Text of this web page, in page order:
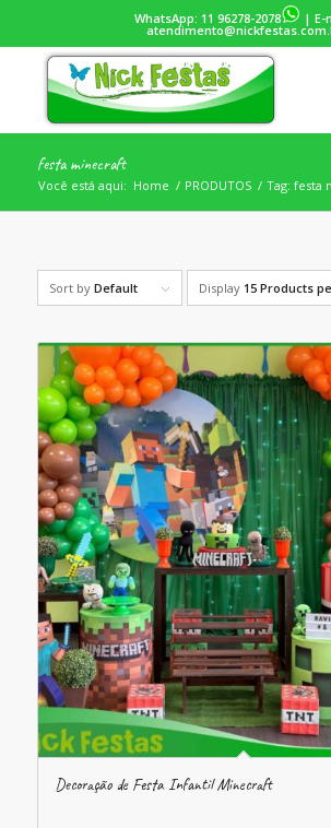
WhatsApp: 11 96278-2078 | E-
festa minecraft
Você está aqui: Home / PRODUTOS / Tag: festa
Sort by Default Display 15 Products
Decoração de Festa Infantil Minecraft